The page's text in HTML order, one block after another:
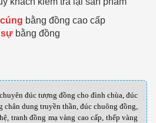
bằng đồng cao cấp
sự bằng đồng
chuyên đúc tượng đồng cho đình chùa, đúc
dung truyền thần, đúc chuông đồng,
tranh đồng mạ vàng cao cấp, thếp vàng